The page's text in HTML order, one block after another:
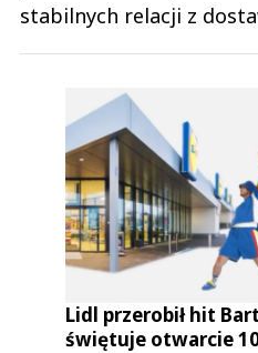
stabilnych relacji z
Lidl przerobił hit
świętuje otwarcie